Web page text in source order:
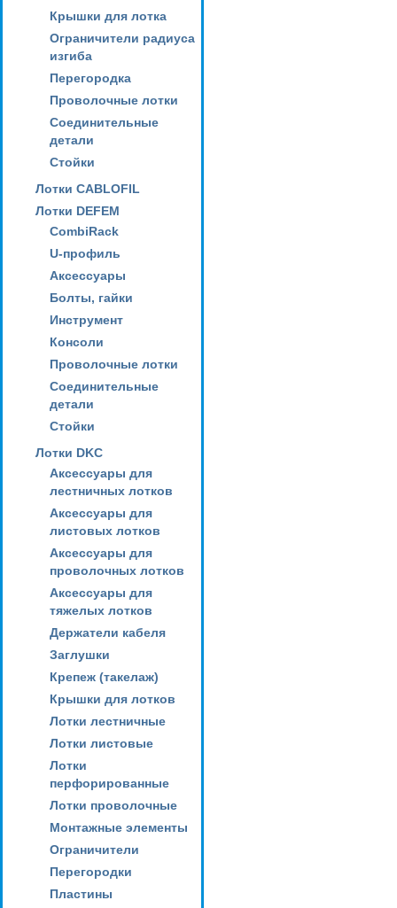
Крышки для лотка
Ограничители радиуса
изгиба
Перегородка
Проволочные лотки
Соединительные
детали
Стойки
Лотки CABLOFIL
Лотки DEFEM
CombiRack
U-профиль
Аксессуары
Болты, гайки
Инструмент
Консоли
Проволочные лотки
Соединительные
детали
Стойки
Лотки DKC
Аксессуары для
лестничных лотков
Аксессуары для
листовых лотков
Аксессуары для
проволочных лотков
Аксессуары для
тяжелых лотков
Держатели кабеля
Заглушки
Крепеж (такелаж)
Крышки для лотков
Лотки лестничные
Лотки листовые
Лотки
перфорированные
Лотки проволочные
Монтажные элементы
Ограничители
Перегородки
Пластины